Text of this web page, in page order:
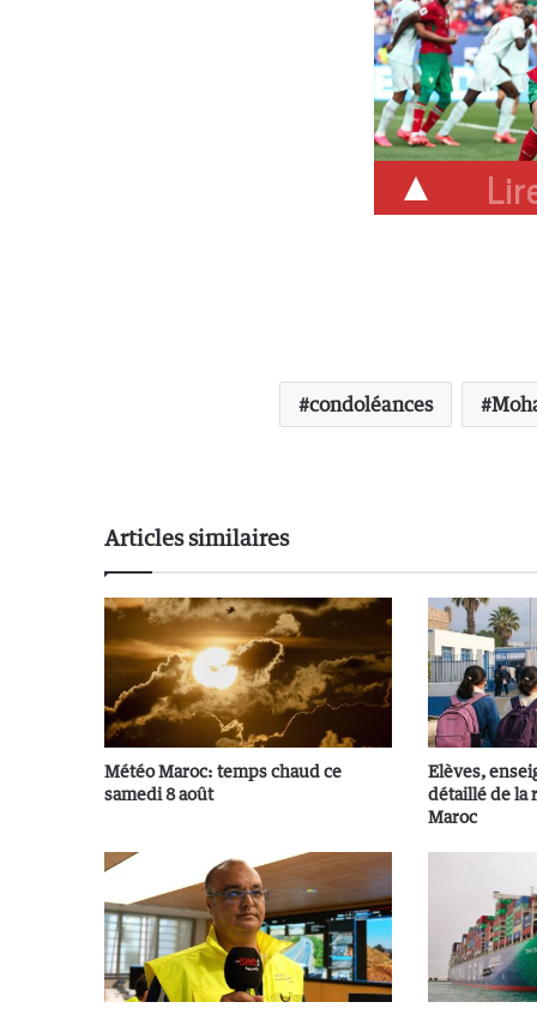
condoléances
Articles similaires
Météo Maroc: temps chaud ce
samedi 8 août
Elèves,
détaillé de la
Maroc